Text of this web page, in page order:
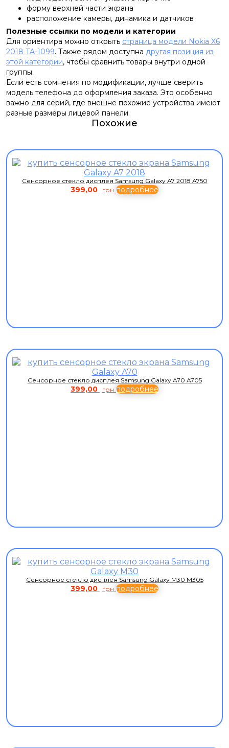
форму верхней части экрана
расположение камеры, динамика и датчиков
Полезные ссылки по модели и категории
Для ориентира можно открыть страница модели Nokia X6
2018 TA-1099. Также рядом доступна другая позиция из
этой категории, чтобы сравнить товары внутри одной
группы.
Если есть сомнения по модификации, лучше сверить
модель телефона до оформления заказа. Это особенно
важно для серий, где внешне похожие устройства имеют
разные размеры лицевой панели.
Похожие
Сенсорное стекло дисплея Samsung Galaxy A7 2018 A750
399,00 грн подробнее
Сенсорное стекло дисплея Samsung Galaxy A70 A705
399,00 грн подробнее
Сенсорное стекло дисплея Samsung Galaxy M30 M305
399,00 грн подробнее